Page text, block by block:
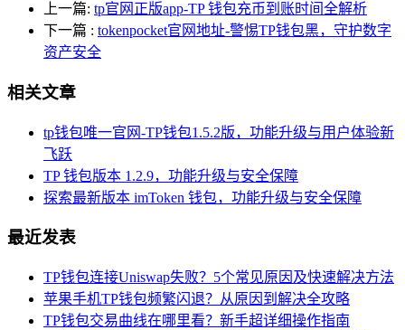
上一篇: tp官网正版app-TP 钱包充币到账时间全解析
下一篇 : tokenpocket官网地址-警惕TP钱包黑，守护数字
资产安全
相关文章
tp钱包唯一官网-TP钱包1.5.2版，功能升级与用户体验新
飞跃
TP 钱包版本 1.2.9，功能升级与安全保障
探索最新版本 imToken 钱包，功能升级与安全保障
最近发表
TP钱包连接Uniswap失败？5个常见原因及快速解决方法
苹果手机TP钱包频繁闪退？从原因到解决全攻略
TP钱包交易曲线在哪里看？新手超详细操作指南